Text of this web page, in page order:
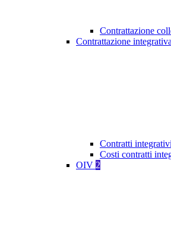
Contrattazione
Contrattazione integrativa
Contratti integrativi
Costi contratti
OIV 2